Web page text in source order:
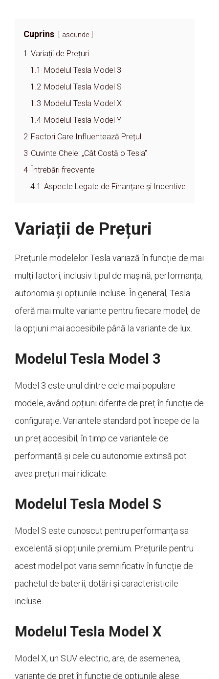
Cuprins ascunde
1 Variații de Prețuri
1.1
Modelul Tesla Model 3
1.2 Modelul Tesla Model S
1.3 Modelul Tesla Model X
1.4 Modelul Tesla Model Y
2 Factori Care Influentează Prețul
3 Cuvinte Cheie: „Cât Costă o Tesla”
4
Întrebări frecvente
4.1 Aspecte Legate de Finanțare și Incentive
Variații de Prețuri
Prețurile modelelor Tesla variază în funcție de mai
mulți factori, inclusiv tipul de mașină, performanța,
autonomia și opțiunile incluse. În general, Tesla
oferă mai multe variante pentru fiecare model, de
la opțiuni mai accesibile până la variante de lux.
Modelul Tesla Model 3
Model 3 este unul dintre cele mai populare
modele, având opțiuni diferite de preț în funcție de
configurație. Variantele standard pot începe de la
un preț accesibil, în timp ce variantele de
performanță și cele cu autonomie extinsă pot
avea prețuri mai ridicate.
Modelul Tesla Model S
Model S este cunoscut pentru performanța sa
excelentă și opțiunile premium. Prețurile pentru
acest model pot varia semnificativ în funcție de
pachetul de baterii, dotări și caracteristicile
incluse.
Modelul Tesla Model X
Model X, un SUV electric, are, de asemenea,
variante de preț în funcție de opțiunile alese.